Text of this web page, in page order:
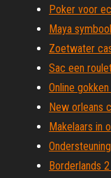
Poker voor
Maya
Zoetwater
Sac een
Online
New orleans
Makelaars in
Borderlands